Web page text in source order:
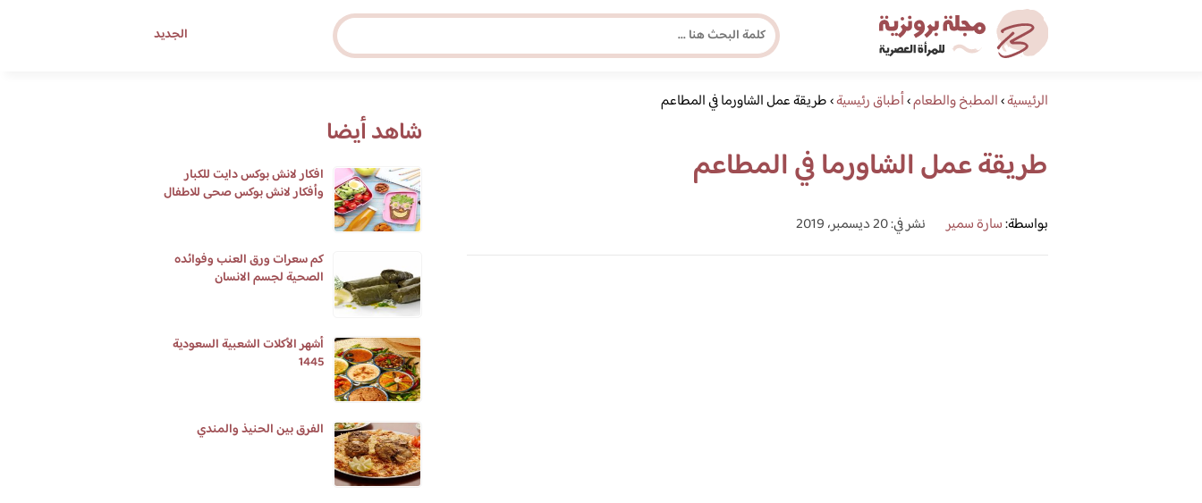
الجديد
مجلة برونزية للفتاة العصرية الرئيسية›المطبخ والطعام›أطباق رئيسية›طريقة عمل الشاورما في المطاعم
طريقة عمل الشاورما في المطاعم
بواسطة:سارة سمير نشر في: 20 ديسمبر، 2019
شاهد أيضا
افكار لانش بوكس دايت للكبار
وأفكار لانش بوكس صحى للاطفال
كم سعرات ورق العنب وفوائده
الصحية لجسم الانسان
أشهر الأكلات الشعبية السعودية
1445
الفرق بين الحنيذ والمندي